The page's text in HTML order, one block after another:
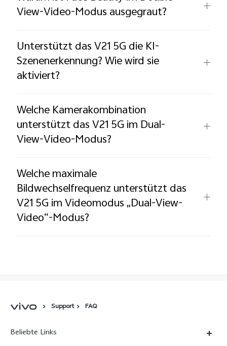
View-Video-Modus ausgegraut?
Unterstützt das V21 5G die KI-
Szenenerkennung? Wie wird sie
aktiviert?
Welche Kamerakombination
unterstützt das V21 5G im Dual-
View-Video-Modus?
Welche maximale
Bildwechselfrequenz unterstützt das
V21 5G im Videomodus „Dual-View-
Video“-Modus?
Support FAQ
Beliebte Links